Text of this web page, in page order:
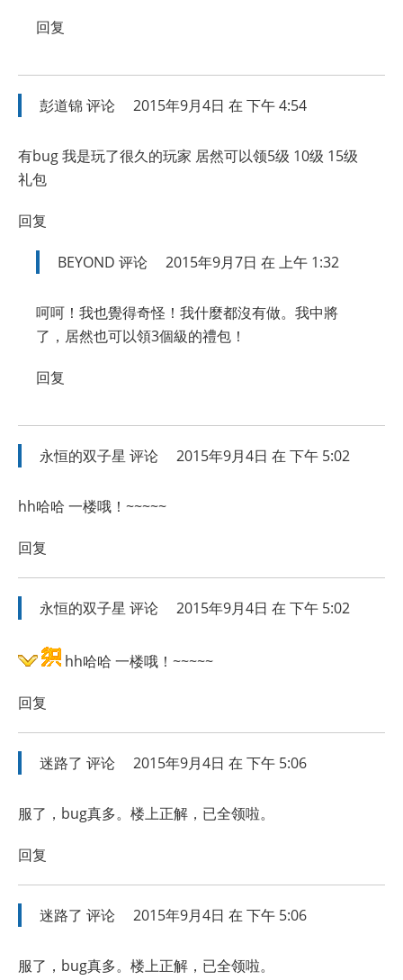
回复
彭道锦评论 2015年9月4日 在 下午 4:54
有bug 我是玩了很久的玩家 居然可以领5级 10级 15级
礼包
回复
BEYOND 评论 2015年9月7日 在 上午 1:32
呵呵！我也覺得奇怪！我什麼都沒有做。我中將
了，居然也可以領3個級的禮包！
回复
永恒的双子星 评论 2015年9月4日 在 下午 5:02
hh哈哈 一楼哦！~~~~~
回复
永恒的双子星 评论 2015年9月4日 在 下午 5:02
hh哈哈 一楼哦！~~~~~
回复
迷路了 评论 2015年9月4日 在 下午 5:06
服了，bug真多。楼上正解，已全领啦。
回复
迷路了 评论 2015年9月4日 在 下午 5:06
服了，bug真多。楼上正解，已全领啦。